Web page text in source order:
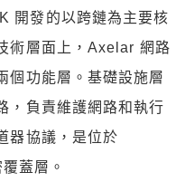
開發的以跨鏈為主要核
術層面上，Axelar 網路
個功能層。基礎設施層
，負責維護網路和執行
器協議，是位於
蓋層。